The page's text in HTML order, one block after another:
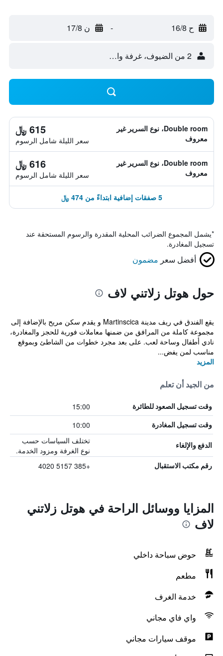
ح 16/8 - ن 17/8
2 من الضيوف، غرفة واحدة
Double room، نوع السرير غير
معروف
615 ﷼
سعر الليلة شامل الرسوم
Double room، نوع السرير غير
معروف
616 ﷼
سعر الليلة شامل الرسوم
5 صفقات إضافية ابتداءً من 474 ﷼
*يشمل المجموع الضرائب المحلية المقدرة والرسوم المستحقة عند
تسجيل المغادرة.
أفضل سعر مضمون
حول هوتل زلاتني لاف
يقع الفندق في ريف مدينة Martinscica و يقدم سكن مريح بالإضافة إلى
مجموعة كاملة من المرافق من ضمنها معاملات فورية للحجز والمغادرة،
نادي أطفال وساحة لعب. على بعد مجرد خطوات من الشاطئ وبموقع
مناسب لمن يفض...
المزيد
من الجيد أن تعلم
وقت تسجيل الصعود للطائرة 15:00
وقت تسجيل المغادرة 10:00
الدفع والإلغاء
تختلف السياسات حسب
نوع الغرفة ومزود الخدمة.
رقم مكتب الاستقبال +385 5157 4020
المزايا ووسائل الراحة في هوتل زلاتني
لاف
حوض سباحة داخلي
مطعم
خدمة الغرف
واي فاي مجاني
موقف سيارات مجاني